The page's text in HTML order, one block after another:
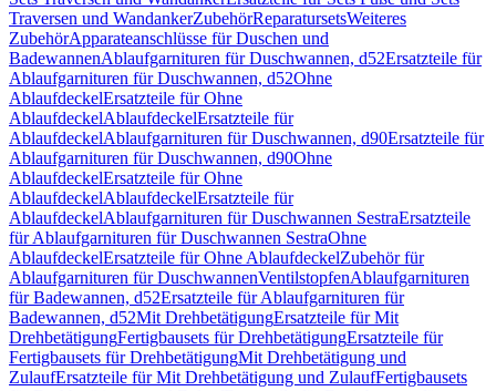
Traversen und WandankerZubehörReparatursetsWeiteres
ZubehörApparateanschlüsse für Duschen und
BadewannenAblaufgarnituren für Duschwannen, d52Ersatzteile für
Ablaufgarnituren für Duschwannen, d52Ohne
AblaufdeckelErsatzteile für Ohne
AblaufdeckelAblaufdeckelErsatzteile für
AblaufdeckelAblaufgarnituren für Duschwannen, d90Ersatzteile für
Ablaufgarnituren für Duschwannen, d90Ohne
AblaufdeckelErsatzteile für Ohne
AblaufdeckelAblaufdeckelErsatzteile für
AblaufdeckelAblaufgarnituren für Duschwannen SestraErsatzteile
für Ablaufgarnituren für Duschwannen SestraOhne
AblaufdeckelErsatzteile für Ohne AblaufdeckelZubehör für
Ablaufgarnituren für DuschwannenVentilstopfenAblaufgarnituren
für Badewannen, d52Ersatzteile für Ablaufgarnituren für
Badewannen, d52Mit DrehbetätigungErsatzteile für Mit
DrehbetätigungFertigbausets für DrehbetätigungErsatzteile für
Fertigbausets für DrehbetätigungMit Drehbetätigung und
ZulaufErsatzteile für Mit Drehbetätigung und ZulaufFertigbausets